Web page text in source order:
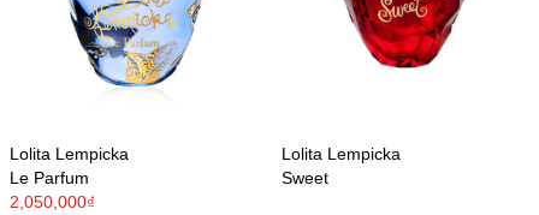
Lolita Lempicka
Le Parfum
2,050,000₫
Lolita Lempicka
Sweet